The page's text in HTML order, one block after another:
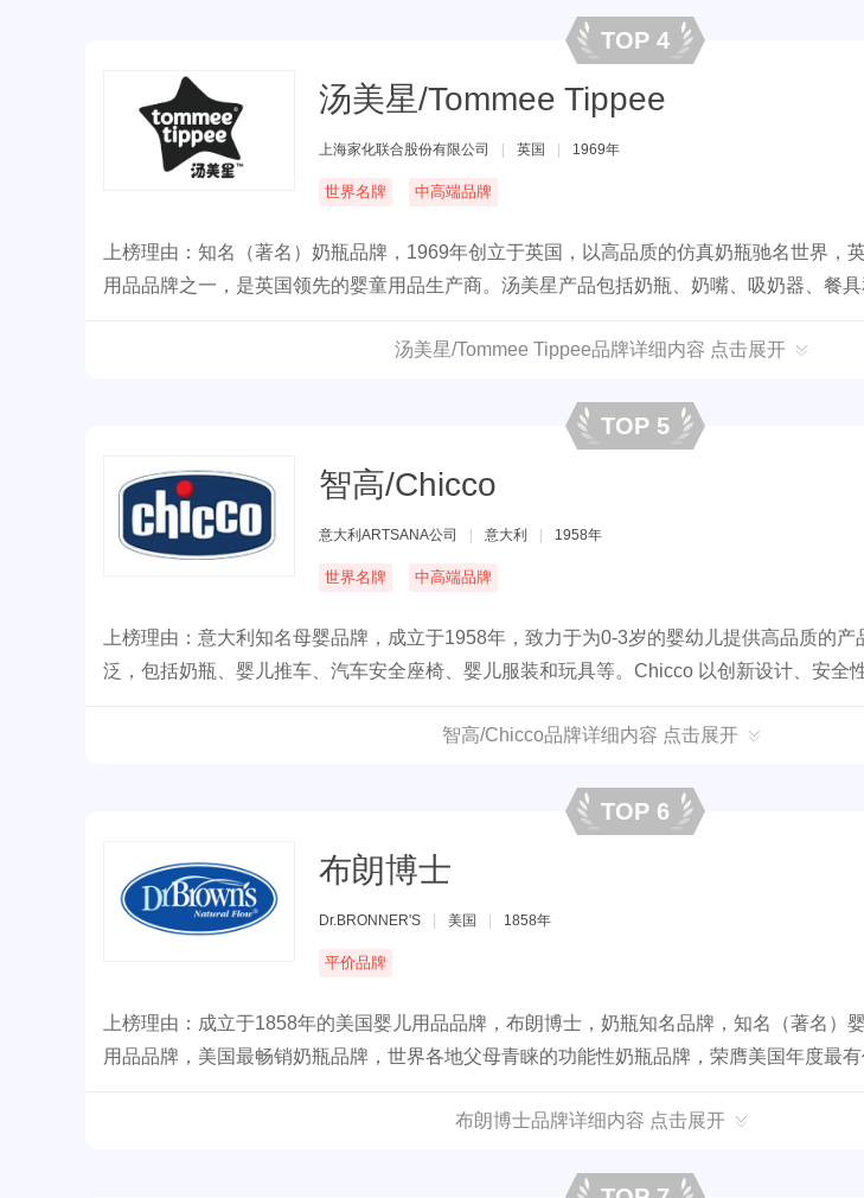
TOP 4
汤美星/Tommee Tippee
上海家化联合股份有限公司 英国 1969年
世界名牌 中高端品牌
上榜理由：知名（著名）奶瓶品牌，1969年创立于英国，以高品质的仿真奶瓶驰名世界，
用品品牌之一，是英国领先的婴童用品生产商。汤美星产品包括奶瓶、奶嘴、吸奶器、餐
汤美星/Tommee Tippee品牌详细内容 点击展开
TOP 5
智高/Chicco
意大利ARTSANA公司 意大利 1958年
世界名牌 中高端品牌
上榜理由：意大利知名母婴品牌，成立于1958年，致力于为0-3岁的婴幼儿提供高品质的
泛，包括奶瓶、婴儿推车、汽车安全座椅、婴儿服装和玩具等。Chicco 以创新设计、安全
智高/Chicco品牌详细内容 点击展开
TOP 6
布朗博士
Dr.BRONNER'S 美国 1858年
平价品牌
上榜理由：成立于1858年的美国婴儿用品品牌，布朗博士，奶瓶知名品牌，知名（著名）
用品品牌，美国最畅销奶瓶品牌，世界各地父母青睐的功能性奶瓶品牌，荣膺美国年度最有
布朗博士品牌详细内容 点击展开